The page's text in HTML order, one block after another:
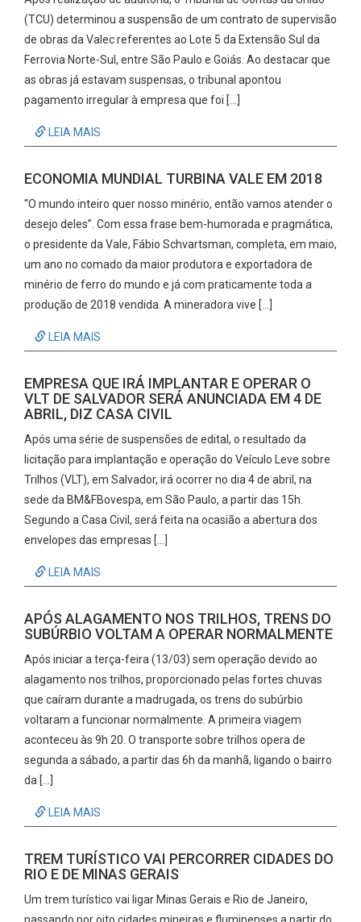
(TCU) determinou a suspensão de um contrato de supervisão
de obras da Valec referentes ao Lote 5 da Extensão Sul da
Ferrovia Norte-Sul, entre São Paulo e Goiás. Ao destacar que
as obras já estavam suspensas, o tribunal apontou
pagamento irregular à empresa que foi […]
LEIA MAIS
ECONOMIA MUNDIAL TURBINA VALE EM 2018
“O mundo inteiro quer nosso minério, então vamos atender o
desejo deles”. Com essa frase bem-humorada e pragmática,
o presidente da Vale, Fábio Schvartsman, completa, em maio,
um ano no comado da maior produtora e exportadora de
minério de ferro do mundo e já com praticamente toda a
produção de 2018 vendida. A mineradora vive […]
LEIA MAIS
EMPRESA QUE IRÁ IMPLANTAR E OPERAR O
VLT DE SALVADOR SERÁ ANUNCIADA EM 4 DE
ABRIL, DIZ CASA CIVIL
Após uma série de suspensões de edital, o resultado da
licitação para implantação e operação do Veículo Leve sobre
Trilhos (VLT), em Salvador, irá ocorrer no dia 4 de abril, na
sede da BM&FBovespa, em São Paulo, a partir das 15h.
Segundo a Casa Civil, será feita na ocasião a abertura dos
envelopes das empresas […]
LEIA MAIS
APÓS ALAGAMENTO NOS TRILHOS, TRENS DO
SUBÚRBIO VOLTAM A OPERAR NORMALMENTE
Após iniciar a terça-feira (13/03) sem operação devido ao
alagamento nos trilhos, proporcionado pelas fortes chuvas
que caíram durante a madrugada, os trens do subúrbio
voltaram a funcionar normalmente. A primeira viagem
aconteceu às 9h 20. O transporte sobre trilhos opera de
segunda a sábado, a partir das 6h da manhã, ligando o bairro
da […]
LEIA MAIS
TREM TURÍSTICO VAI PERCORRER CIDADES DO
RIO E DE MINAS GERAIS
Um trem turístico vai ligar Minas Gerais e Rio de Janeiro,